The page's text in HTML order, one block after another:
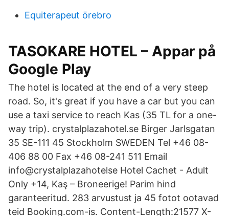
Equiterapeut örebro
TASOKARE HOTEL – Appar på
Google Play
The hotel is located at the end of a very steep
road. So, it's great if you have a car but you can
use a taxi service to reach Kas (35 TL for a one-
way trip). crystalplazahotel.se Birger Jarlsgatan
35 SE-111 45 Stockholm SWEDEN Tel +46 08-
406 88 00 Fax +46 08-241 511 Email
info@crystalplazahotelse Hotel Cachet - Adult
Only +14, Kaş – Broneerige! Parim hind
garanteeritud. 283 arvustust ja 45 fotot ootavad
teid Booking.com-is. Content-Length:21577 X-